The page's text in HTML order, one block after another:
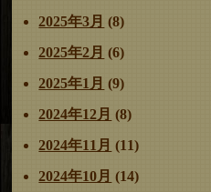
2025年3月 (8)
2025年2月 (6)
2025年1月 (9)
2024年12月 (8)
2024年11月 (11)
2024年10月 (14)